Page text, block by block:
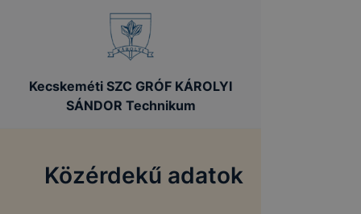
Kecskeméti SZC GRÓF KÁROLYI
SÁNDOR Technikum
Közérdekű adatok